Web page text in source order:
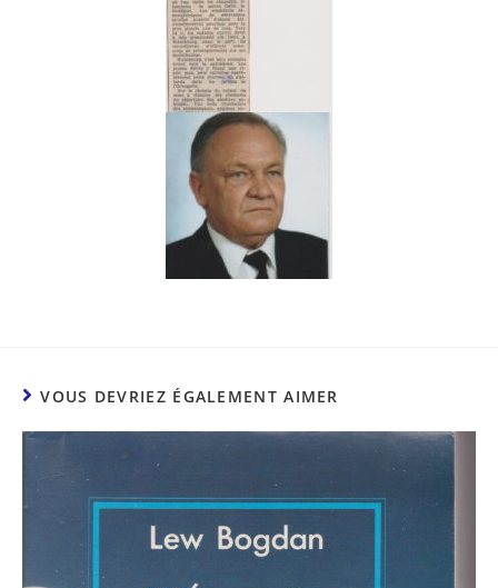
VOUS DEVRIEZ ÉGALEMENT AIMER